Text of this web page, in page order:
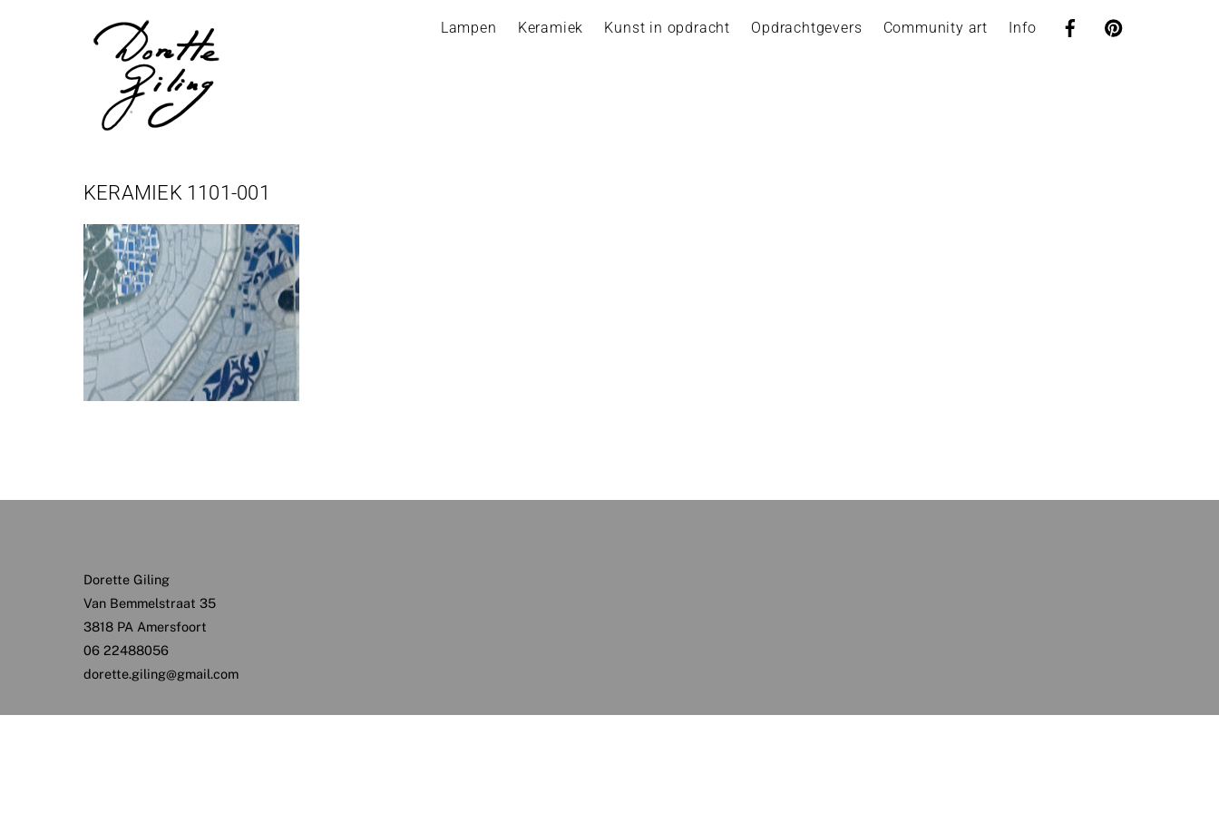
Lampen Keramiek Kunst in opdracht Opdrachtgevers Community art Info
KERAMIEK 1101-001
Dorette Giling
Van Bemmelstraat 35
3818 PA Amersfoort
06 22488056
dorette.giling@gmail.com